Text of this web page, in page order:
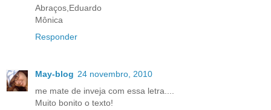
Abraços,Eduardo
Mônica
Responder
May-blog 24 novembro, 2010
me mate de inveja com essa letra....
Muito bonito o texto!